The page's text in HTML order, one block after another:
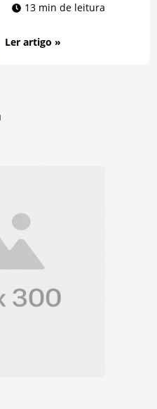
13 min de leitura
Ler artigo »